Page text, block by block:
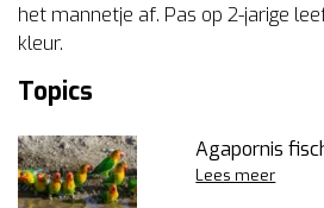
het mannetje af. Pas op 2-jarige
kleur.
Topics
Agapornis
Lees meer